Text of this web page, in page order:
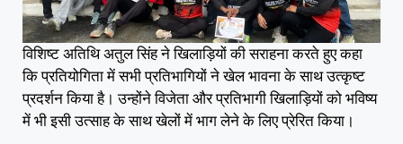
विशिष्ट अतिथि अतुल सिंह ने खिलाड़ियों की सराहना करते हुए कहा
कि प्रतियोगिता में सभी प्रतिभागियों ने खेल भावना के साथ उत्कृष्ट
प्रदर्शन किया है। उन्होंने विजेता और प्रतिभागी खिलाड़ियों को भविष्य
में भी इसी उत्साह के साथ खेलों में भाग लेने के लिए प्रेरित किया।